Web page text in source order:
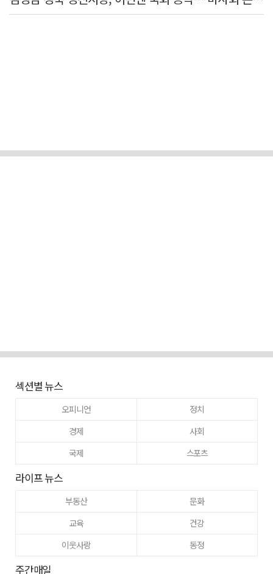
섹션별 뉴스
오피니언
정치
경제
사회
국제
스포츠
라이프 뉴스
부동산
문화
교육
건강
이웃사랑
동정
주간매일